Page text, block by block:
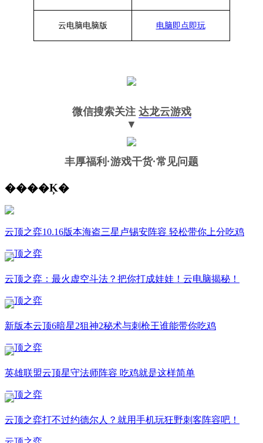
云电脑电脑版 电脑即点即玩
微信搜索关注 达龙云游戏
▼
丰厚福利 ·游戏干货·常见问题
����Ķ�
云顶之弈10.16版本海盗三星卢锡安阵容 轻松带你上分吃鸡
云顶之弈
云顶之弈：最火虚空斗法？把你打成娃娃！云电脑揭秘！
云顶之弈
新版本云顶6暗星2狙神2秘术与刺枪王谁能带你吃鸡
云顶之弈
英雄联盟云顶星守法师阵容 吃鸡就是这样简单
云顶之弈
云顶之弈打不过约德尔人？就用手机玩狂野刺客阵容吧！